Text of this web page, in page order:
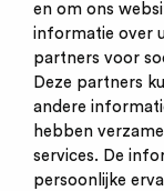
en om ons
informatie over
partners voor
Deze partners
andere
hebben
services. De
persoonlijke